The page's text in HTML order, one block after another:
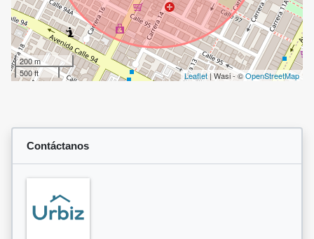
200 m
500 ft
Leaflet | Wasi - ©OpenStreetMap
Contáctanos